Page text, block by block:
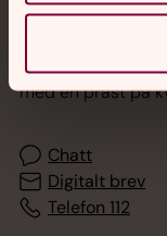
Akut samtals-
med en präst på
Chatt
Digitalt brev
Telefon 112